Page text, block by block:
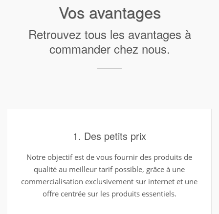
Vos avantages
Retrouvez tous les avantages à
commander chez nous.
1. Des petits prix
Notre objectif est de vous fournir des produits de
qualité au meilleur tarif possible, grâce à une
commercialisation exclusivement sur internet et une
offre centrée sur les produits essentiels.